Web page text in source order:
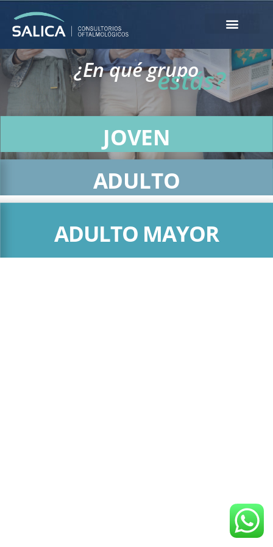
¿En qué grupo
estás?
JOVEN
ADULTO
ADULTO MAYOR